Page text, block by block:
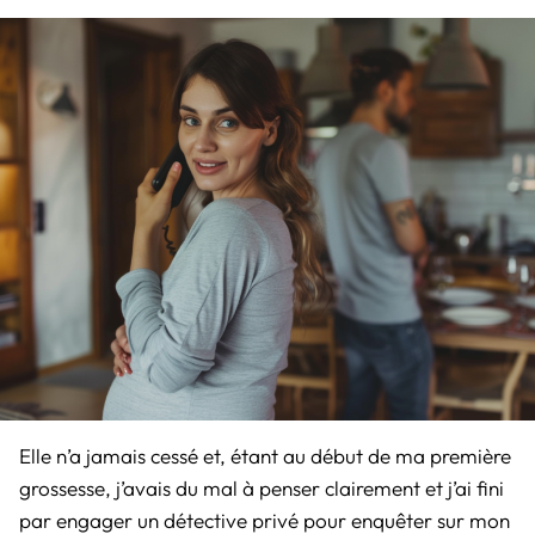
Elle n’a jamais cessé et, étant au début de ma première
grossesse, j’avais du mal à penser clairement et j’ai fini
par engager un détective privé pour enquêter sur mon